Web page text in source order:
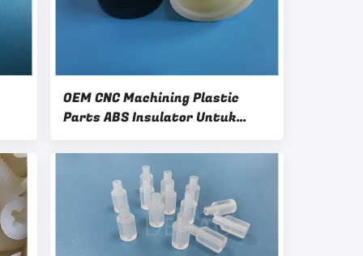
OEM CNC Machining Plastic
Parts ABS Insulator Untuk
Konektor